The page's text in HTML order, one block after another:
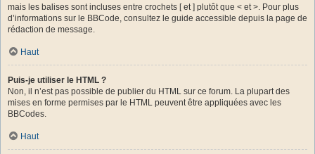
mais les balises sont incluses entre crochets [ et ] plutôt que < et >. Pour plus
d’informations sur le BBCode, consultez le guide accessible depuis la page de
rédaction de message.
Haut
Puis-je utiliser le HTML ?
Non, il n’est pas possible de publier du HTML sur ce forum. La plupart des
mises en forme permises par le HTML peuvent être appliquées avec les
BBCodes.
Haut